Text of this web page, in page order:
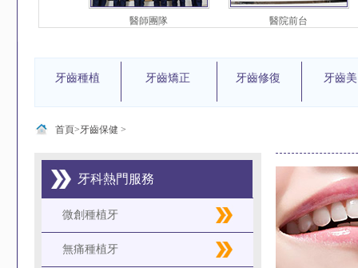
醫師團隊 醫院前台
牙齒種植 牙齒矯正 牙齒修復 牙齒
首頁>牙齒保健 >
牙科熱門服務
微創種植牙
無痛種植牙